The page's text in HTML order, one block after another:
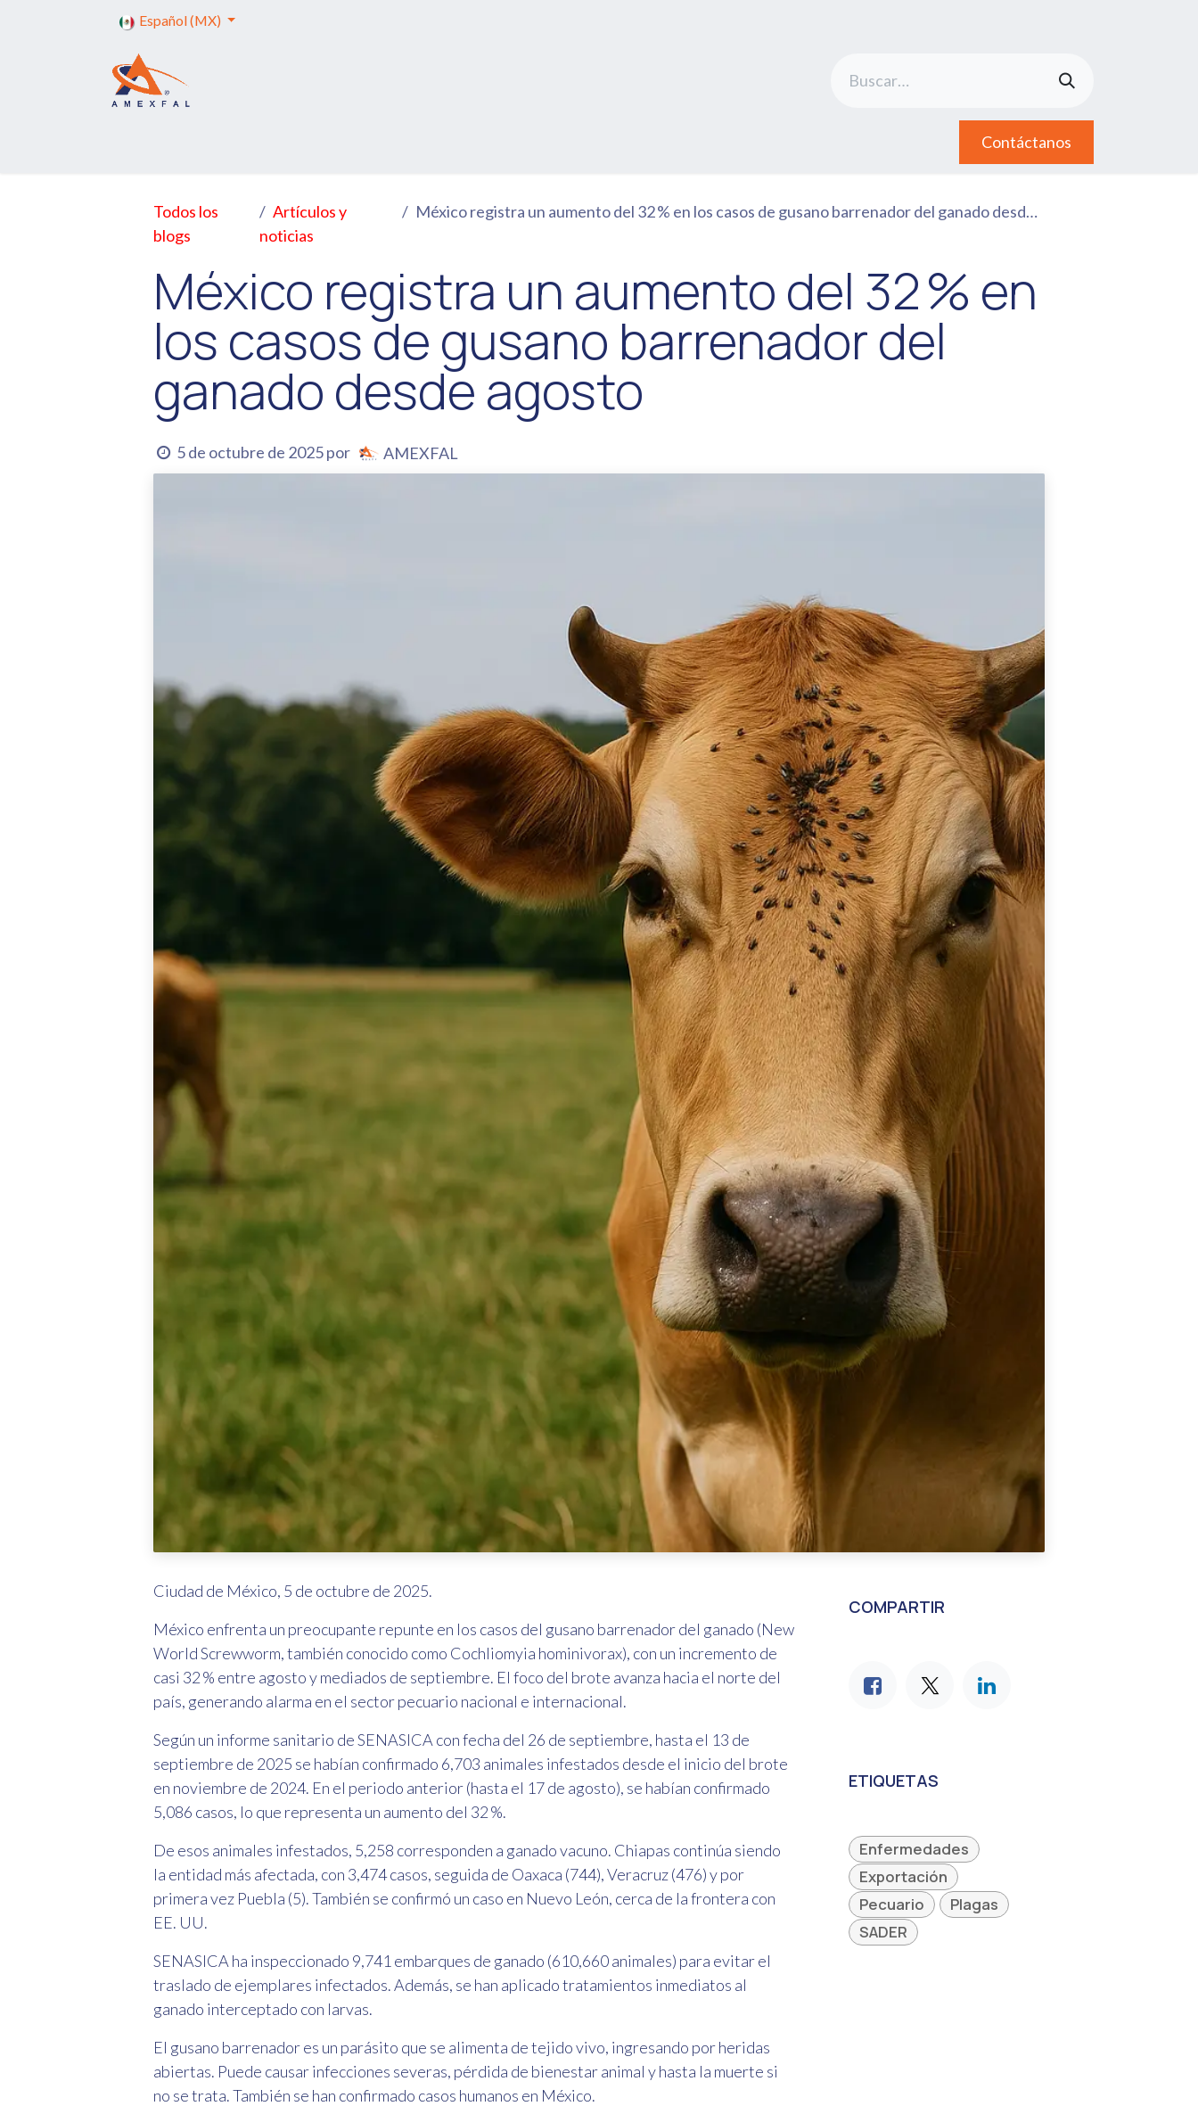
Español (MX)
Contáctanos
Todos los
blogs
Artículos y
noticias
México registra un aumento del 32 % en los casos de gusano barrenador del ganado desde agosto
México registra un aumento del 32 % en
los casos de gusano barrenador del
ganado desde agosto
5 de octubre de 2025por AMEXFAL
Ciudad de México, 5 de octubre de 2025.
México enfrenta un preocupante repunte en los casos del gusano barrenador del ganado (New
World Screwworm, también conocido como Cochliomyia hominivorax), con un incremento de
casi 32 % entre agosto y mediados de septiembre. El foco del brote avanza hacia el norte del
país, generando alarma en el sector pecuario nacional e internacional.
Según un informe sanitario de SENASICA con fecha del 26 de septiembre, hasta el 13 de
septiembre de 2025 se habían confirmado 6,703 animales infestados desde el inicio del brote
en noviembre de 2024. En el periodo anterior (hasta el 17 de agosto), se habían confirmado
5,086 casos, lo que representa un aumento del 32 %.
De esos animales infestados, 5,258 corresponden a ganado vacuno. Chiapas continúa siendo
la entidad más afectada, con 3,474 casos, seguida de Oaxaca (744), Veracruz (476) y por
primera vez Puebla (5). También se confirmó un caso en Nuevo León, cerca de la frontera con
EE. UU.
SENASICA ha inspeccionado 9,741 embarques de ganado (610,660 animales) para evitar el
traslado de ejemplares infectados. Además, se han aplicado tratamientos inmediatos al
ganado interceptado con larvas.
El gusano barrenador es un parásito que se alimenta de tejido vivo, ingresando por heridas
abiertas. Puede causar infecciones severas, pérdida de bienestar animal y hasta la muerte si
no se trata. También se han confirmado casos humanos en México.
COMPARTIR
ETIQUETAS
Enfermedades
Exportación
Pecuario
Plagas
SADER